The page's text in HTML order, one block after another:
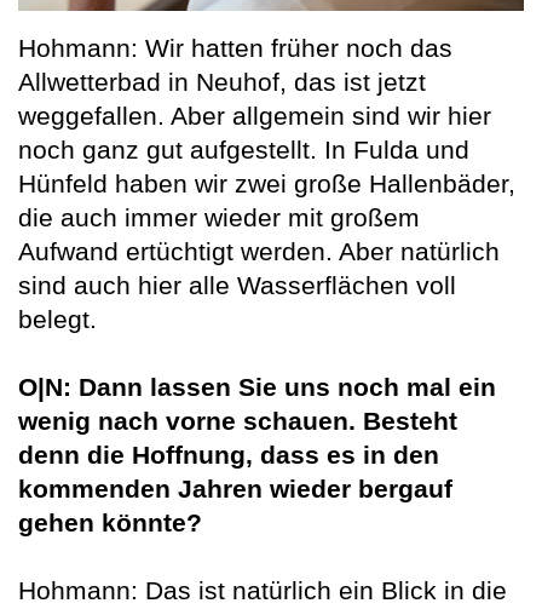
Hohmann: Wir hatten früher noch das
Allwetterbad in Neuhof, das ist jetzt
weggefallen. Aber allgemein sind wir hier
noch ganz gut aufgestellt. In Fulda und
Hünfeld haben wir zwei große Hallenbäder,
die auch immer wieder mit großem
Aufwand ertüchtigt werden. Aber natürlich
sind auch hier alle Wasserflächen voll
belegt.
O|N: Dann lassen Sie uns noch mal ein
wenig nach vorne schauen. Besteht
denn die Hoffnung, dass es in den
kommenden Jahren wieder bergauf
gehen könnte?
Hohmann: Das ist natürlich ein Blick in die